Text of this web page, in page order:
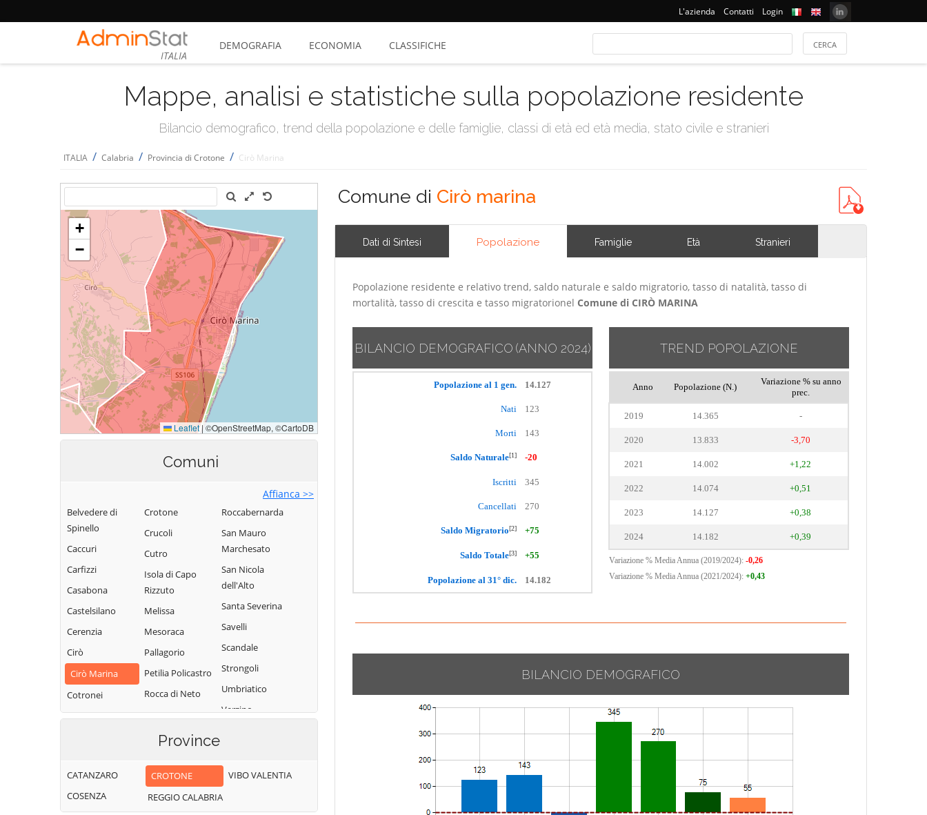
L'azienda Contatti Login
ITALIA
DEMOGRAFIA ECONOMIA CLASSIFICHE
Mappe, analisi e statistiche sulla popolazione residente
Bilancio demografico, trend della popolazione e delle famiglie, classi di età ed età media, stato civile e stranieri
ITALIA / Calabria / Provincia di Crotone / Cirò Marina
Comuni
Affianca >>
Belvedere di
Spinello
Caccuri
Carfizzi
Casabona
Castelsilano
Cerenzia
Cirò
Cirò Marina
Cotronei
Crotone
Crucoli
Cutro
Isola di Capo
Rizzuto
Melissa
Mesoraca
Pallagorio
Petilia Policastro
Rocca di Neto
Roccabernarda
San Mauro
Marchesato
San Nicola
dell'Alto
Santa Severina
Savelli
Scandale
Strongoli
Umbriatico
Verzino
Province
CATANZARO
COSENZA
CROTONE
REGGIO CALABRIA
VIBO VALENTIA
Comune di Cirò marina
Dati di Sintesi Popolazione Famiglie Età Stranieri
Popolazione residente e relativo trend, saldo naturale e saldo migratorio, tasso di natalità, tasso di
mortalità, tasso di crescita e tasso migratorionel Comune di CIRÒ MARINA
BILANCIO DEMOGRAFICO (ANNO 2024)
Popolazione al 1 gen. 14.127
Nati 123
Morti 143
Saldo Naturale[1] -20
Iscritti 345
Cancellati 270
Saldo Migratorio[2] +75
Saldo Totale[3] +55
Popolazione al 31° dic. 14.182
TREND POPOLAZIONE
Anno Popolazione (N.)
Variazione % su anno
prec.
2019 14.365 -
2020 13.833 -3,70
2021 14.002 +1,22
2022 14.074 +0,51
2023 14.127 +0,38
2024 14.182 +0,39
Variazione % Media Annua (2019/2024): -0,26
Variazione % Media Annua (2021/2024): +0,43
BILANCIO DEMOGRAFICO